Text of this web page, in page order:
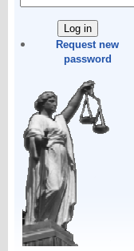
Request new
password